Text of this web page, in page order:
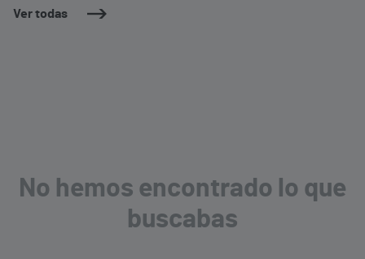
Ver todas
No hemos encontrado lo que
buscabas